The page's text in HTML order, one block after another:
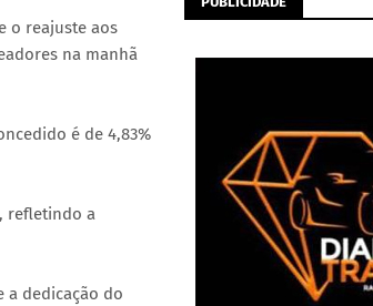
o reajuste aos
na manhã
é de 4,83%
refletindo a
a dedicação do